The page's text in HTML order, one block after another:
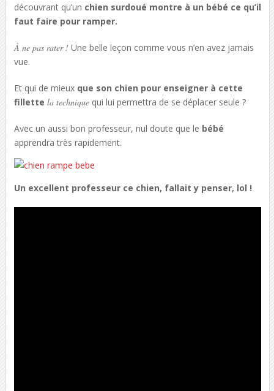
découvrant qu’un chien surdoué montre à un bébé ce qu’il
faut faire pour ramper.
À ne pas rater ! Une belle leçon comme vous n’en avez jamais
vue.
Et qui de mieux que son chien pour enseigner à cette
fillette la techniquequi lui permettra de se déplacer seule ?
Avec un aussi bon professeur, nul doute que le bébé
apprendra très rapidement.
Un excellent professeur ce chien, fallait y penser, lol !